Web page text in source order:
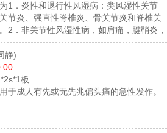
1．炎性和退行性风湿病：类风湿性关节
节炎、强直性脊椎炎、骨关节炎和脊椎关
2．非关节性风湿性病，如肩痛，腱鞘炎，
伤性疼痛等。3．痛风急性发作。4．创伤
创伤后，劳损后，牙痛，头痛等；妇科中
：原发性痛经或附加炎。 5．对耳、鼻、
辅助治疗药，例如：咽扁桃体炎，耳炎。
原则给予适当的治疗。6．对成年和儿童的
静)
板
于成人有先或无先兆偏头痛的急性发作。